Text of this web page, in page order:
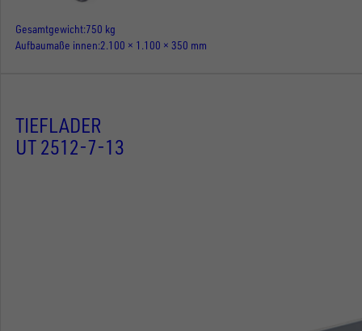
Gesamtgewicht 750 kg
Aufbaumaße innen 2.100 × 1.100 × 350 mm
TIEFLADER
UT 2512-7-13